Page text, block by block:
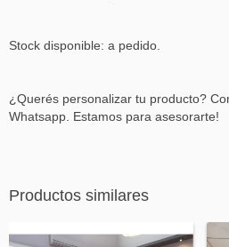
Stock disponible: a pedido.
¿Querés personalizar tu producto?
Whatsapp. Estamos para asesorarte!
Productos similares